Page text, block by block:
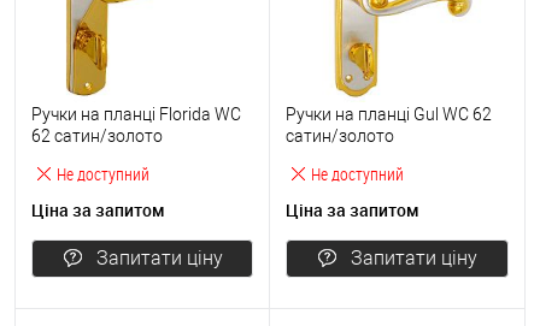
Не доступний
Ручки на планці Florida WC
62 сатин/золото
Ціна за запитом
Запитати ціну
Не доступний
Ручки на планці Gul WC 62
сатин/золото
Ціна за запитом
Запитати ціну